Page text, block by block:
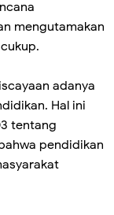
mengutamakan
adanya
Hal ini
tentang
pendidikan